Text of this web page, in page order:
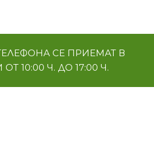
СЕ ПРИЕМАТ В
10:00 Ч. ДО 17:00 Ч.